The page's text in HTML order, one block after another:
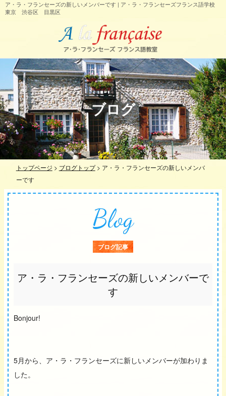
ア・ラ・フランセーズの新しいメンバーです | ア・ラ・フランセーズフランス語学校
東京 渋谷区 目黒区
ブログ
トップページ > ブログトップ> ア・ラ・フランセーズの新しいメンバ
ーです
Blog
ブログ記事
ア・ラ・フランセーズの新しいメンバーで
す
Bonjour!
5月から、ア・ラ・フランセーズに新しいメンバーが加わりま
した。